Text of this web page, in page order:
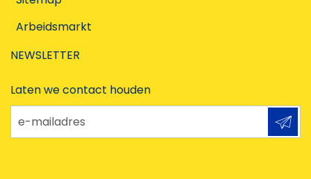
Arbeidsmarkt
NEWSLETTER
Laten we contact houden
e-mailadres